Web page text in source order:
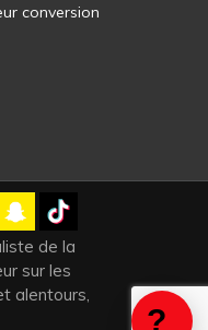
conversion
de la
sur les
alentours,